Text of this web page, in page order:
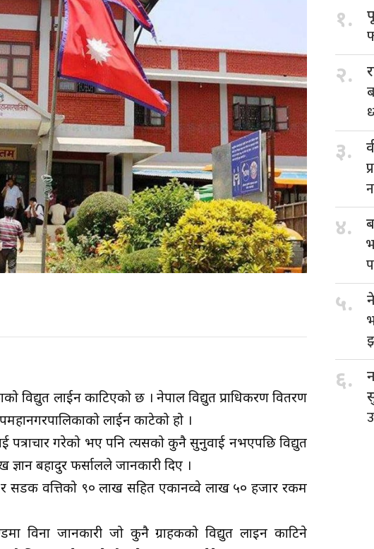
विद्युत लाईन काटिएको छ । नेपाल विद्युत प्राधिकरण वितरण
लाईन काटेको हो ।
गरेको भए पनि त्यसको कुनै सुनुवाई नभएपछि विद्युत
बहादुर फर्सालले जानकारी दिए ।
सडक वत्तिको ९० लाख सहित एकानव्वे लाख ५० हजार रकम
विना जानकारी जो कुनै ग्राहकको विद्युत लाइन काटिने
१.
२.
३.
४.
५.
६.